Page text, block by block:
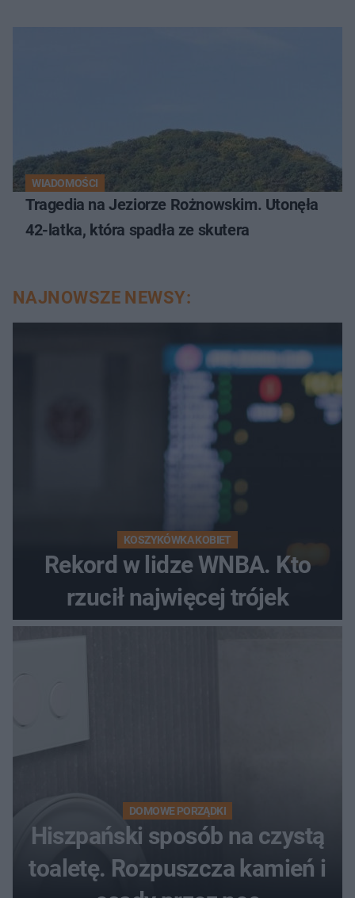
WIADOMOŚCI
Tragedia na Jeziorze Rożnowskim. Utonęła
42-latka, która spadła ze skutera
NAJNOWSZE NEWSY:
KOSZYKÓWKA KOBIET
Rekord w lidze WNBA. Kto
rzucił najwięcej trójek
DOMOWE PORZĄDKI
Hiszpański sposób na czystą
toaletę. Rozpuszcza kamień i